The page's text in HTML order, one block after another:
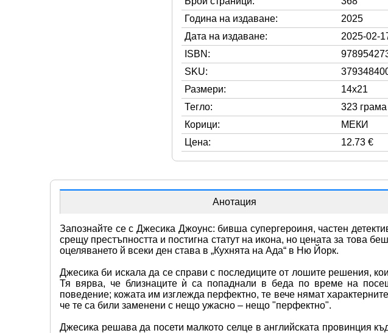
Година на издаване:
2025
Дата на издаване:
2025-02-
ISBN:
SKU:
Размери:
14x21
Тегло:
323 грама
Корици:
МЕКИ
Цена:
12.73 €
Анотация
Запознайте се с Джесика Джоунс: бивша супергероиня, частен
срещу престъпността и постигна статут на икона, но цената за това
оцеляването й всеки ден става в „Кухнята на Ада“ в Ню Йорк.
Джесика би искала да се справи с последиците от лошите решения,
Тя вярва, че близнаците ѝ са попаднали в беда по време на
поведение; кожата им изглежда перфектно, те вече нямат
че те са били заменени с нещо ужасно – нещо "перфектно".
Джесика решава да посети малкото селце в английската провинция